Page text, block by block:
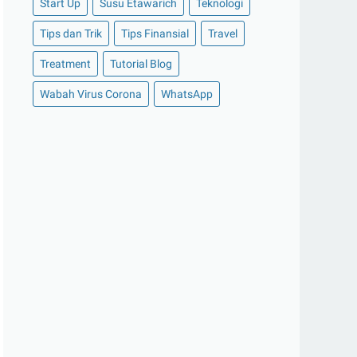
►November 2020(14)
►Oktober 2020 (11)
►September 2020(8)
►Agustus 2020
(13)
Start Up Susu Etawarich Teknologi
Tips dan Trik Tips Finansial Travel
Treatment Tutorial Blog
Wabah Virus Corona WhatsApp